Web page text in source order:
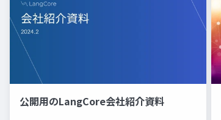
公開用のLangCore会社紹介資料